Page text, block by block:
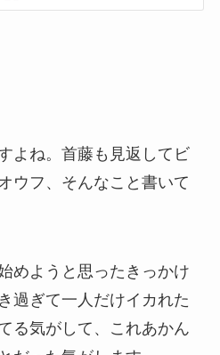
よね。首藤も見返してビ
ウフ、そんなこと書いて
めようと思ったきっかけ
過ぎて一人だけイカれた
る気がして、これあかん